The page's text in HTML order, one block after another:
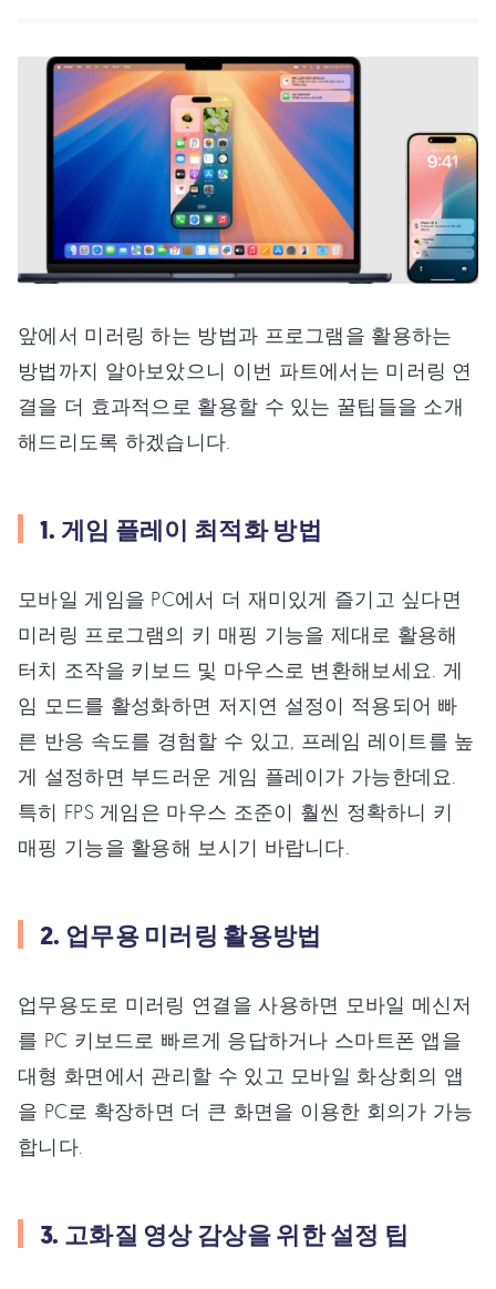
앞에서 미러링 하는 방법과 프로그램을 활용하는
방법까지 알아보았으니 이번 파트에서는 미러링 연
결을 더 효과적으로 활용할 수 있는 꿀팁들을 소개
해드리도록 하겠습니다.
1. 게임 플레이 최적화 방법
모바일 게임을 PC에서 더 재미있게 즐기고 싶다면
미러링 프로그램의 키 매핑 기능을 제대로 활용해
터치 조작을 키보드 및 마우스로 변환해보세요. 게
임 모드를 활성화하면 저지연 설정이 적용되어 빠
른 반응 속도를 경험할 수 있고, 프레임 레이트를 높
게 설정하면 부드러운 게임 플레이가 가능한데요.
특히 FPS 게임은 마우스 조준이 훨씬 정확하니 키
매핑 기능을 활용해 보시기 바랍니다.
2. 업무용 미러링 활용방법
업무용도로 미러링 연결을 사용하면 모바일 메신저
를 PC 키보드로 빠르게 응답하거나 스마트폰 앱을
대형 화면에서 관리할 수 있고 모바일 화상회의 앱
을 PC로 확장하면 더 큰 화면을 이용한 회의가 가능
합니다.
3. 고화질 영상 감상을 위한 설정 팁